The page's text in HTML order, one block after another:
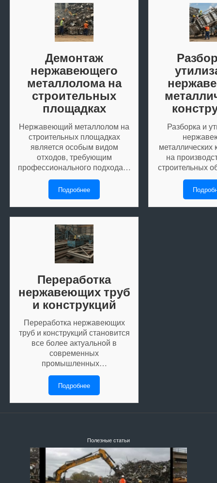
Демонтаж
нержавеющего
металлолома на
строительных
площадках
Нержавеющий металлолом на
строительных площадках
является особым видом
отходов, требующим
профессионального подхода…
Подробнее
Разборка и
металлических
на
строительных
Переработка
нержавеющих труб
и конструкций
Переработка нержавеющих
труб и конструкций становится
все более актуальной в
современных
промышленных…
Подробнее
Полезные статьи